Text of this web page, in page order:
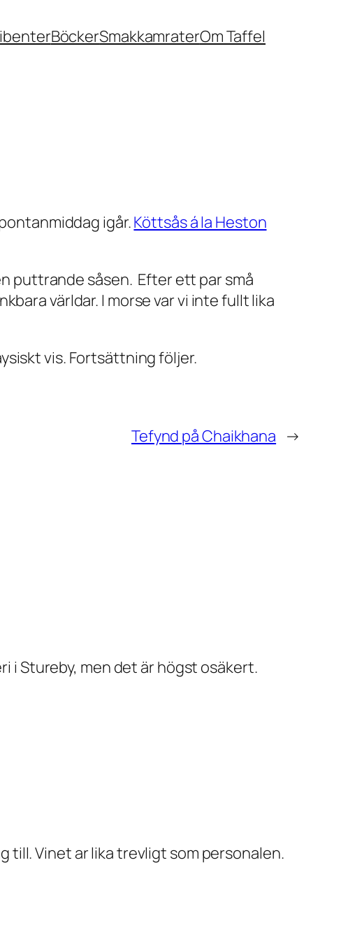
BöckerSmakkamraterOm Taffel
igår.Köttsås á la Heston
puttrande såsen. Efter ett par små
världar. I morse var vi inte fullt lika
vis. Fortsättning följer.
Tefynd på Chaikhana →
i Stureby, men det är högst osäkert.
till. Vinet ar lika trevligt som personalen.